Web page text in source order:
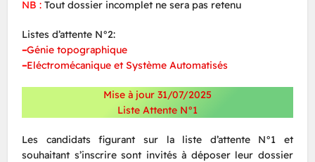
NB : Tout dossier incomplet ne sera pas retenu
Listes d’attente N°2:
–Génie topographique
–Eléctromécanique et Système Automatisés
Mise à jour 31/07/2025
Liste Attente N°1
Les candidats figurant sur la liste d’attente N°1 et
souhaitant s’inscrire sont invités à déposer leur dossier